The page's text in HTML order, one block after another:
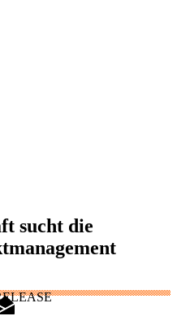
sucht die